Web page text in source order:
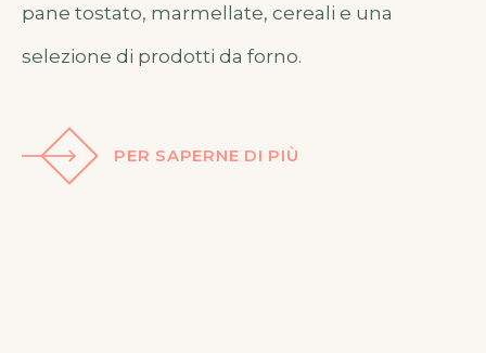
pane tostato, marmellate, cereali e una
selezione di prodotti da forno.
PER SAPERNE DI PIÙ